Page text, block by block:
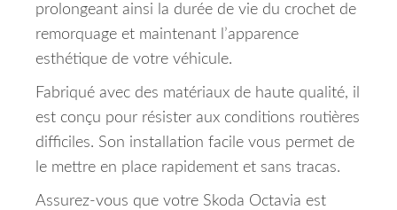
prolongeant ainsi la durée de vie du crochet de
remorquage et maintenant l’apparence
esthétique de votre véhicule.
Fabriqué avec des matériaux de haute qualité, il
est conçu pour résister aux conditions routières
difficiles. Son installation facile vous permet de
le mettre en place rapidement et sans tracas.
Assurez-vous que votre Skoda Octavia est